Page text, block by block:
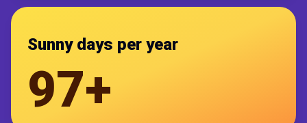
Sunny days per year
97+